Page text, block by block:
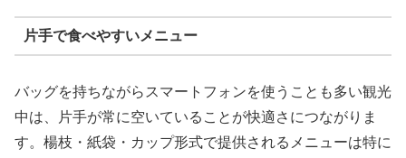
片手で食べやすいメニュー
バッグを持ちながらスマートフォンを使うことも多い観光
中は、片手が常に空いていることが快適さにつながりま
す。楊枝・紙袋・カップ形式で提供されるメニューは特に